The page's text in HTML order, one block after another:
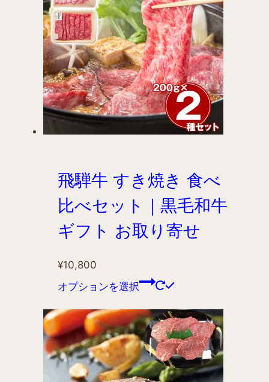
飛騨牛 すき焼き 食べ
比べセット｜黒毛和牛
ギフト お取り寄せ
¥10,800
オプションを選択